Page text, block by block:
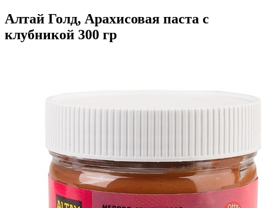
Алтай Голд, Арахисовая паста с
клубникой 300 гр